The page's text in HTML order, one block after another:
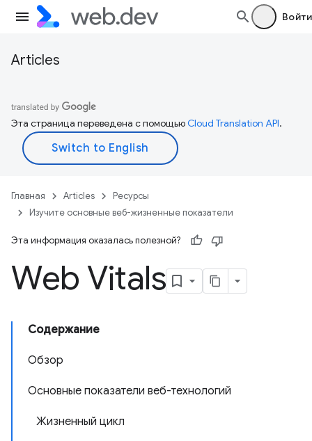
Войти
Articles
Эта страница переведена с помощьюCloud Translation API.
Главная Articles
Ресурсы
Изучите основные веб-жизненные показатели
Эта информация оказалась полезной?
Web Vitals
Содержание
Обзор
Основные показатели веб-технологий
Жизненный цикл